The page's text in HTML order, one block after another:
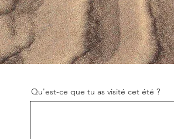
Qu'est-ce que tu as visité cet été ?